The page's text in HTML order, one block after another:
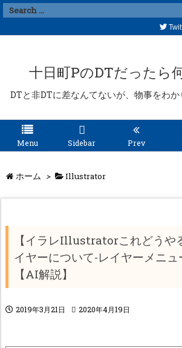
十日町PのDTだったら
DTと非DTに差なんてないが、物事をわ
Menu Sidebar Prev
ホーム > Illustrator
【イラレIllustratorこれどうや
イヤーについて-レイヤーメニュ
【AI解説】
2019年3月21日 2020年4月19日